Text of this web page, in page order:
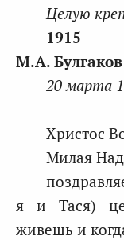
Целую
1915
М.А.
20 марта
Христос
Милая
я и Тася)
живешь и